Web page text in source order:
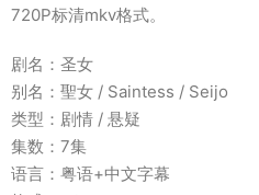
720P标清mkv格式。
剧名：圣女
别名：聖女 / Saintess / Seijo
类型：剧情 / 悬疑
集数：7集
语言：粤语+中文字幕